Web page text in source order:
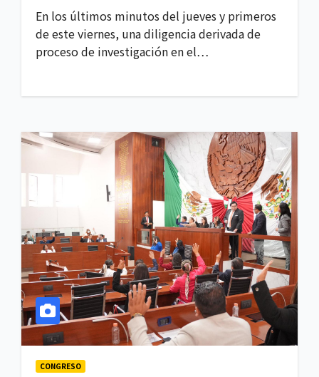
En los últimos minutos del jueves y primeros
de este viernes, una diligencia derivada de
proceso de investigación en el…
CONGRESO